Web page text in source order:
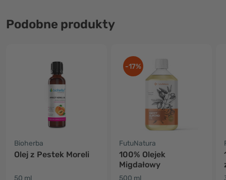
Podobne produkty
Bioherba
Olej z Pestek Moreli
50 ml
-17%
FutuNatura
100% Olejek
Migdałowy
500 ml